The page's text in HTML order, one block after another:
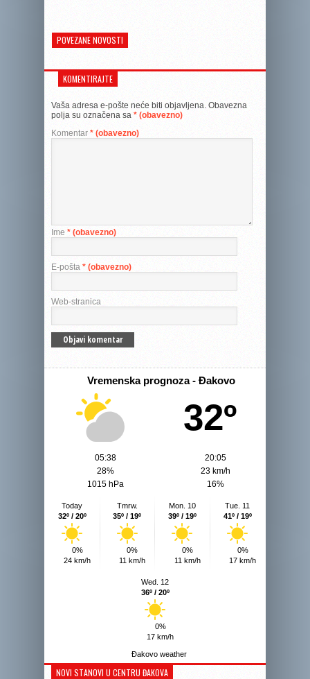
POVEZANE NOVOSTI
KOMENTIRAJTE
Vaša adresa e-pošte neće biti objavljena. Obavezna
polja su označena sa * (obavezno)
Komentar * (obavezno)
Ime * (obavezno)
E-pošta * (obavezno)
Web-stranica
Vremenska prognoza - Đakovo
32º
05:38
20:05
28%
23 km/h
1015 hPa
16%
Today
32º / 20º
0%
24 km/h
Tmrw.
35º / 19º
0%
11 km/h
Mon. 10
39º / 19º
0%
11 km/h
Tue. 11
41º / 19º
0%
17 km/h
Wed. 12
36º / 20º
0%
17 km/h
Đakovo weather
NOVI STANOVI U CENTRU ĐAKOVA